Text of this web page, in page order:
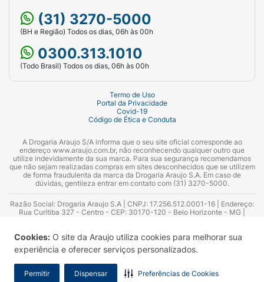
Cookies: O site da Araujo utiliza cookies para melhorar sua
experiência e oferecer serviços personalizados.
Permitir Dispensar Preferências de Cookies
(31) 3270-5000
(BH e Região) Todos os dias, 06h às 00h
0300.313.1010
(Todo Brasil) Todos os dias, 06h às 00h
Termo de Uso
Portal da Privacidade
Covid-19
Código de Ética e Conduta
A Drogaria Araujo S/A informa que o seu site oficial corresponde ao
endereço www.araujo.com.br, não reconhecendo qualquer outro que
utilize indevidamente da sua marca. Para sua segurança recomendamos
que não sejam realizadas compras em sites desconhecidos que se utilizem
de forma fraudulenta da marca da Drogaria Araujo S.A. Em caso de
dúvidas, gentileza entrar em contato com (31) 3270-5000.
Razão Social: Drogaria Araujo S.A | CNPJ: 17.256.512.0001-16 | Endereço:
Rua Curitiba 327 - Centro - CEP: 30170-120 - Belo Horizonte - MG |
Azevedo Guimarães – CRF 10.965 | Yasmin Silva Alvarenga – CRF 52.584 -
Consultor substituto: Thiago Aguiar Pinheiro - CRF Nº 13.748. Alvará
Sanitário: 2025020713 | Autorização de Funcionamento da Empresa (AFE):